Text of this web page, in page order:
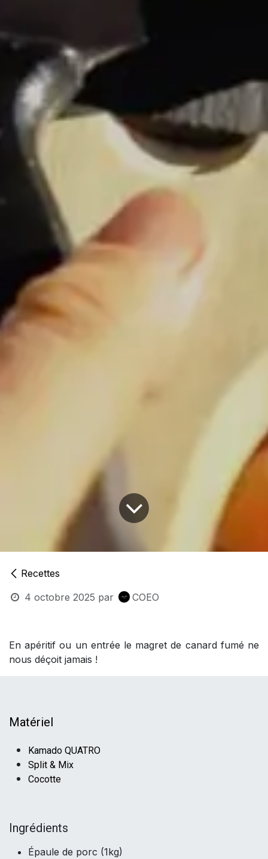
Recettes
4 octobre 2025 par COEO
En apéritif ou un entrée le magret de canard fumé ne
nous déçoit jamais !
Matériel
Kamado QUATRO
Split & Mix
Cocotte
Ingrédients
Épaule de porc (1kg)